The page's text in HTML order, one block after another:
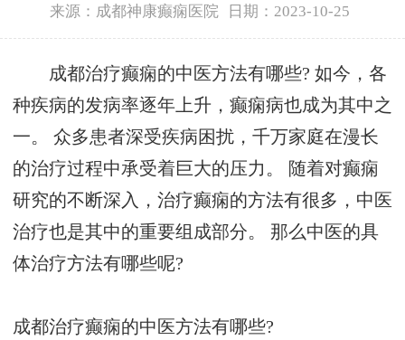
来源：成都神康癫痫医院 日期：2023-10-25
成都治疗癫痫的中医方法有哪些? 如今，各
种疾病的发病率逐年上升，癫痫病也成为其中之
一。 众多患者深受疾病困扰，千万家庭在漫长
的治疗过程中承受着巨大的压力。 随着对癫痫
研究的不断深入，治疗癫痫的方法有很多，中医
治疗也是其中的重要组成部分。 那么中医的具
体治疗方法有哪些呢?
成都治疗癫痫的中医方法有哪些?